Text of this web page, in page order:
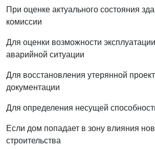
При оценке актуального состояния
комиссии
Для оценки возможности
аварийной ситуации
Для восстановления утерянной
документации
Для определения несущей
Если дом попадает в зону влияния
строительства